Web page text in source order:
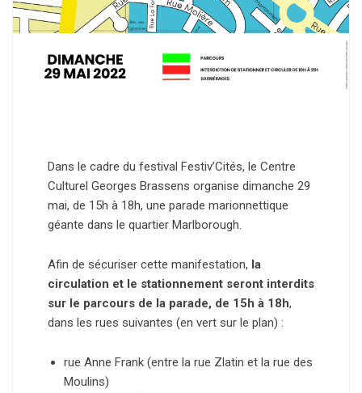
Dans le cadre du festival Festiv’Cités, le Centre
Culturel Georges Brassens organise dimanche 29
mai, de 15h à 18h, une parade marionnettique
géante dans le quartier Marlborough.
Afin de sécuriser cette manifestation, la
circulation et le stationnement seront interdits
sur le parcours de la parade, de 15h à 18h,
dans les rues suivantes (en vert sur le plan) :
rue Anne Frank (entre la rue Zlatin et la rue des
Moulins)